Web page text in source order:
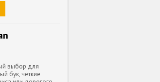
выбор для
бук, четкие